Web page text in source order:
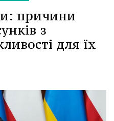
причини
з
для їх